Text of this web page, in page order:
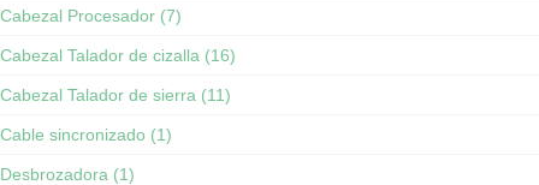
Cabezal Procesador (7)
Cabezal Talador de cizalla (16)
Cabezal Talador de sierra (11)
Cable sincronizado (1)
Desbrozadora (1)